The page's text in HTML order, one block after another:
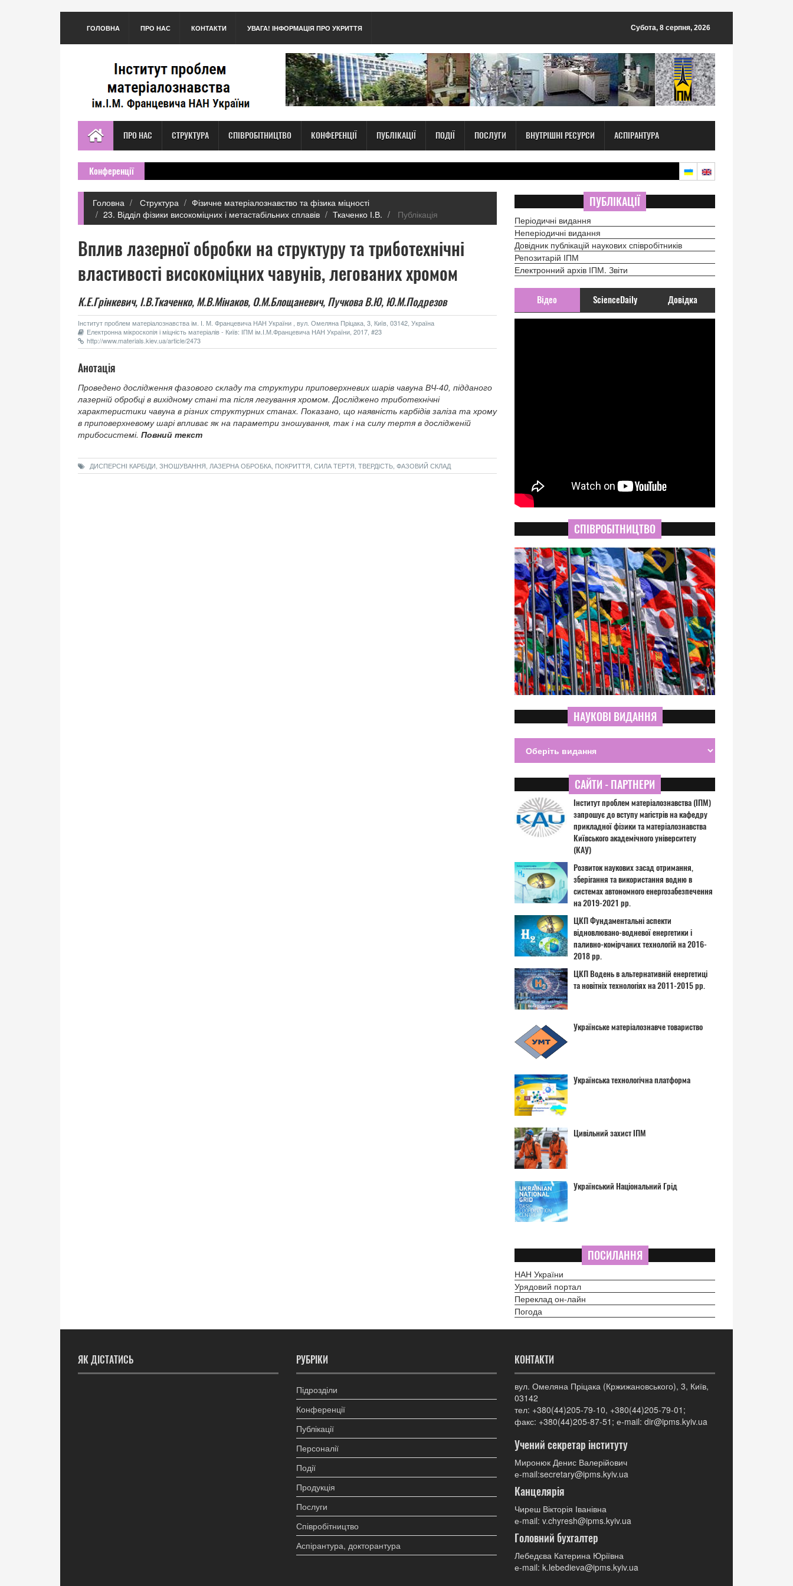
ГОЛОВНА ПРО НАС КОНТАКТИ УВАГА! ІНФОРМАЦІЯ ПРО УКРИТТЯ Субота, 8 серпня, 2026
ПРО НАС СТРУКТУРА СПІВРОБІТНИЦТВО КОНФЕРЕНЦІЇ ПУБЛІКАЦІЇ ПОДІЇ ПОСЛУГИ ВНУТРІШНІ РЕСУРСИ АСПІРАНТУРА
Конференції
Головна Структура
Фізичне матеріалознавство та фізика міцності
23. Відділ фізики високоміцних і метастабільних сплавів
Ткаченко І.В. Публікація
Вплив лазерної обробки на структуру та триботехнічні
властивості високоміцних чавунів, легованих хромом
К.Е.Грінкевич, І.В.Ткаченко, М.В.Мінаков, О.М.Блощаневич, Пучкова В.Ю, Ю.М.Подрезов
Інститут проблем матеріалознавства ім. І. М. Францевича НАН України , вул. Омеляна Пріцака, 3, Київ, 03142, Україна
Електронна мікроскопія і міцність матеріалів - Київ: ІПМ ім.І.М.Францевича НАН України, 2017, #23
http://www.materials.kiev.ua/article/2473
Анотація
Проведено дослідження фазового складу та структури приповерхневих шарів чавуна ВЧ-40, підданого
лазерній обробці в вихідному стані та після легування хромом. Досліджено триботехнічні
характеристики чавуна в різних структурних станах. Показано, що наявність карбідів заліза та хрому
в приповерхневому шарі впливає як на параметри зношування, так і на силу тертя в дослідженій
трибосистемі. Повний текст
ДИСПЕРСНІ КАРБІДИ, ЗНОШУВАННЯ, ЛАЗЕРНА ОБРОБКА, ПОКРИТТЯ, СИЛА ТЕРТЯ, ТВЕРДІСТЬ, ФАЗОВИЙ СКЛАД
ПУБЛІКАЦІЇ
Періодичні видання
Неперіодичні видання
Довідник публікацій наукових співробітників
Репозитарій ІПМ
Електронний архів ІПМ. Звіти
Відео ScienceDaily Довідка
СПІВРОБІТНИЦТВО
НАУКОВІ ВИДАННЯ
САЙТИ - ПАРТНЕРИ
Інститут проблем матеріалознавства (ІПМ)
запрошує до вступу магістрів на кафедру
прикладної фізики та матеріалознавства
Київського академічного університету
(КАУ)
Розвиток наукових засад отримання,
зберігання та використання водню в
системах автономного енергозабезпечення
на 2019-2021 рр.
ЦКП Фундаментальні аспекти
відновлювано-водневої енергетики і
паливно-комірчаних технологій на 2016-
2018 рр.
ЦКП Водень в альтернативній енергетиці
та новітніх технологіях на 2011-2015 рр.
Українське матеріалознавче товариство
Українська технологічна платформа
Цивільний захист ІПМ
Український Національний Грід
ПОСИЛАННЯ
НАН України
Урядовий портал
Переклад он-лайн
Погода
ЯК ДІСТАТИСЬ РУБРІКИ
Підрозділи
Конференції
Публікації
Персоналії
Події
Продукція
Послуги
Співробітництво
Аспірантура, докторантура
КОНТАКТИ
вул. Омеляна Пріцака (Кржижановського), 3, Київ,
03142
тел: +380(44)205-79-10, +380(44)205-79-01;
факс: +380(44)205-87-51; е-mail: dir@ipms.kyiv.ua
Учений секретар інституту
Миронюк Денис Валерійович
е-mail:secretary@ipms.kyiv.ua
Канцелярія
Чиреш Вікторія Іванівна
е-mail: v.chyresh@ipms.kyiv.ua
Головний бухгалтер
Лебедєва Катерина Юріївна
е-mail: k.lebedieva@ipms.kyiv.ua